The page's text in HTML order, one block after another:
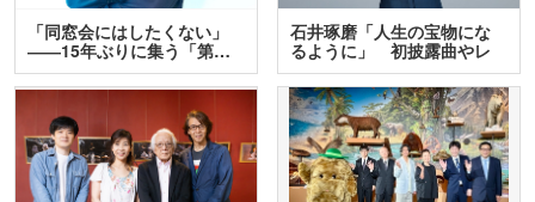
「同窓会にはしたくない」
――15年ぶりに集う「第…
石井琢磨「人生の宝物にな
るように」 初披露曲やレ
ア…